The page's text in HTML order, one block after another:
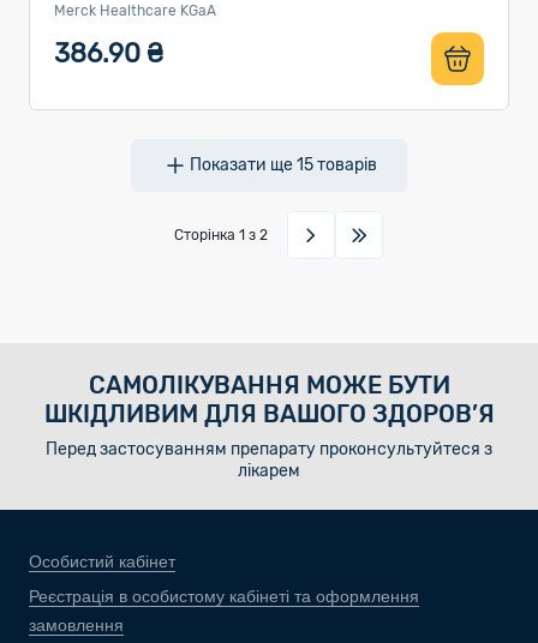
Merck Healthcare KGaA
386.90 ₴
Показати ще15товарів
Сторінка 1 з 2
САМОЛІКУВАННЯ МОЖЕ БУТИ
ШКІДЛИВИМ ДЛЯ ВАШОГО ЗДОРОВ’Я
Перед застосуванням препарату проконсультуйтеся з
лікарем
Особистий кабінет
Реєстрація в особистому кабінеті та оформлення
замовлення